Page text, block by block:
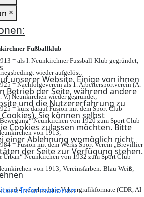
unserer Website. Einige von ihnen
Betrieb der Seite, während andere
und die Nutzererfahrung zu
Sie können selbst
Cookies zulassen möchten. Bitte
einer Ablehnung womöglich nicht
der Seite zur Verfügung stehen.
Informationen
×
Fußballklub
= als I. Neunkirchner Fussball-Klub gegründet,
wieder aufgelöst;
= Nachfolgeverein als 1. Arbeitersportverein (A.
V.) Neunkirchen wieder gegründet;
= kurz darauf Fusion mit dem Sport Club
Neunkirchen von 1920 zum Sport Club
von 1913;
= Fusion mit dem Werks Sport Verein „Brevillier
Urban“ Neunkirchen von 1932 zum Sport Club
von 1913; Vereinsfarben: Blau-Weiß;
sind 4 verschiedene Vektorgrafikformate (CDR, AI